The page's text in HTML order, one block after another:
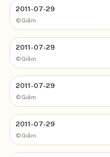
2011-07-29
©Giåm
2011-07-29
©Giåm
2011-07-29
©Giåm
2011-07-29
©Giåm